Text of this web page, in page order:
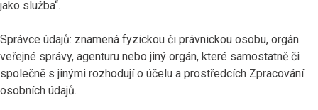
jako služba“.
Správce údajů: znamená fyzickou či právnickou osobu, orgán
veřejné správy, agenturu nebo jiný orgán, které samostatně či
společně s jinými rozhodují o účelu a prostředcích Zpracování
osobních údajů.